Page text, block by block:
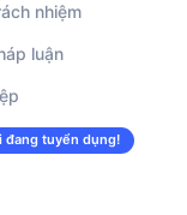
nhiệm
luận
đang tuyển dụng!